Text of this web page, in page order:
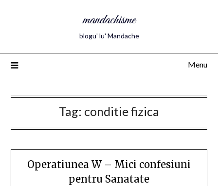
mandachisme
blogu' lu' Mandache
Menu
Tag: conditie fizica
Operatiunea W – Mici confesiuni
pentru Sanatate